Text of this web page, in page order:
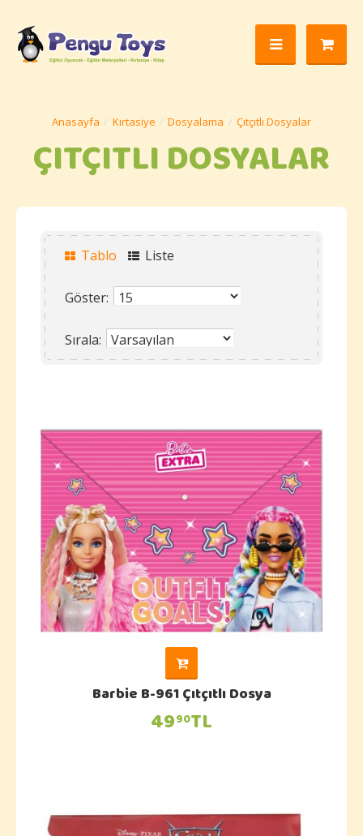
Kırtasiye Dosyalama Çıtçıtlı Dosyalar
ÇITÇITLI DOSYALAR
Tablo Liste
Göster:
Sırala:
Barbie B-961 Çıtçıtlı Dosya
4990TL